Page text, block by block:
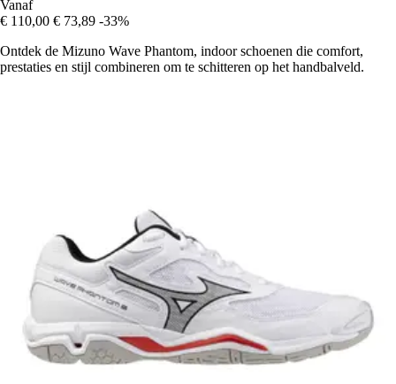
Vanaf
€ 110,00 € 73,89 -33%
Ontdek de Mizuno Wave Phantom, indoor schoenen die comfort,
prestaties en stijl combineren om te schitteren op het handbalveld.